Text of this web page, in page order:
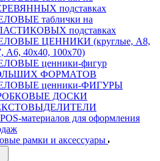
подставках
таблички на
подставках
ЦЕННИКИ (круглые, А8,
А6, 40х40, 100х70)
ценники-фигур
ФОРМАТОВ
ценники-ФИГУРЫ
ДОСКИ
материалов для оформления
рамки и аксессуары